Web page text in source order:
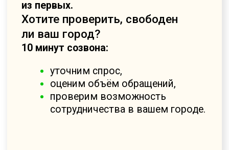
Готовые рекламные кампании